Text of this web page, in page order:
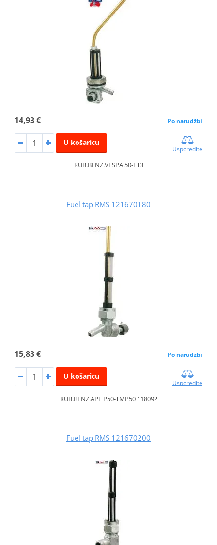
14,93 € Po narudžbi
U košaricu
Usporedite
RUB.BENZ.VESPA 50-ET3
Fuel tap RMS 121670180
15,83 € Po narudžbi
U košaricu
Usporedite
RUB.BENZ.APE P50-TMP50 118092
Fuel tap RMS 121670200